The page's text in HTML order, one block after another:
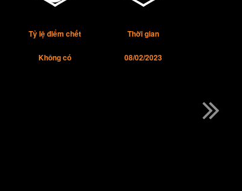
Tỷ lệ điểm chết
Không có
Thời gian
08/02/2023